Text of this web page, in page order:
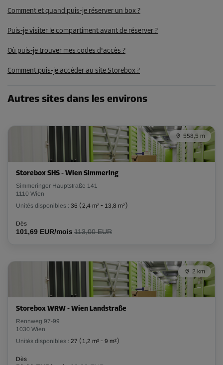
Volume: 10,5 m³
Long:2,79m Larg:1,23m Haut:3m
-10%
Dès
Compartiment 62
Surface: 3,7 m²
Long:2,84m Larg:1,28m Haut:
-10%
117,00 EUR/mois
105,29 EUR/mois
Compartiment 20
Surface: 6,7 m²
Long:2,66m Larg:2,5m Haut:3m
189,00 EUR/mois
Comment et quand puis-je réserver un box ?
Puis-je visiter le compartiment avant de réserver ?
Où puis-je trouver mes codes d'accès ?
Comment puis-je accéder au site Storebox ?
Autres sites dans les environs
558,5 m
Storebox SHS - Wien Simmering
Simmeringer Hauptstraße 141
1110 Wien
Unités disponibles : 36 ( 2,4 m² - 13,8 m²)
Dès
101,69 EUR/mois 113,00 EUR
2 km
Storebox WRW - Wien Landstraße
Rennweg 97-99
1030 Wien
Unités disponibles : 27 ( 1,2 m² - 9 m²)
Dès